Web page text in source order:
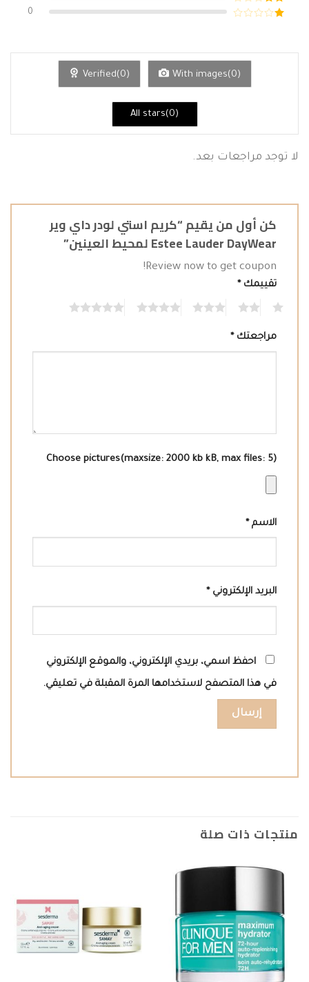
التقييم
3من 5تم
5
من
0
With images(0)
Verified(0)
All stars(0)
لا توجد مراجعات بعد.
كن أول من يقيم “كريم استي لودر داي وير
Estee Lauder DayWear لمحيط العينين”
Review now to get coupon!
تقييمك*
مراجعتك*
Choose pictures(maxsize: 2000 kb kB, max files: 5)
الاسم*
البريد الإلكتروني*
احفظ اسمي، بريدي الإلكتروني، والموقع الإلكتروني
في هذا المتصفح لاستخدامها المرة المقبلة في تعليقي.
منتجات ذات صلة